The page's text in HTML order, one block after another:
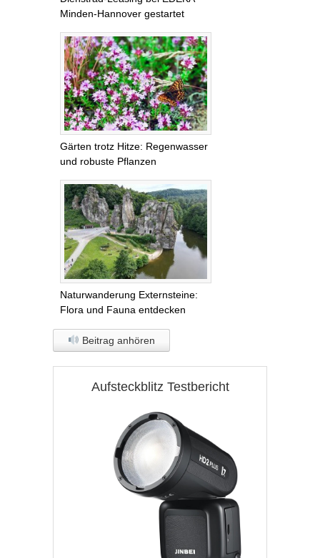
Minden-Hannover gestartet
Gärten trotz Hitze: Regenwasser
und robuste Pflanzen
Naturwanderung Externsteine:
Flora und Fauna entdecken
Beitrag anhören
Aufsteckblitz Testbericht